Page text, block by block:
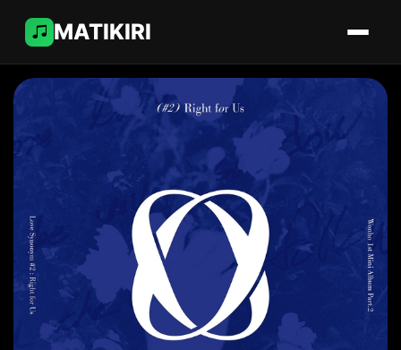
MATIKIRI